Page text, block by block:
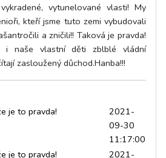
vytunelované vlasti! My
kteří jsme tuto zemi vybudovali
a zničili!! Taková je pravda!
i naše vlastní děti zblblé vládní
zasloužený důchod.Hanba!!!
je to pravda!
2021-
09-30
11:17:00
je to pravda! 2021-